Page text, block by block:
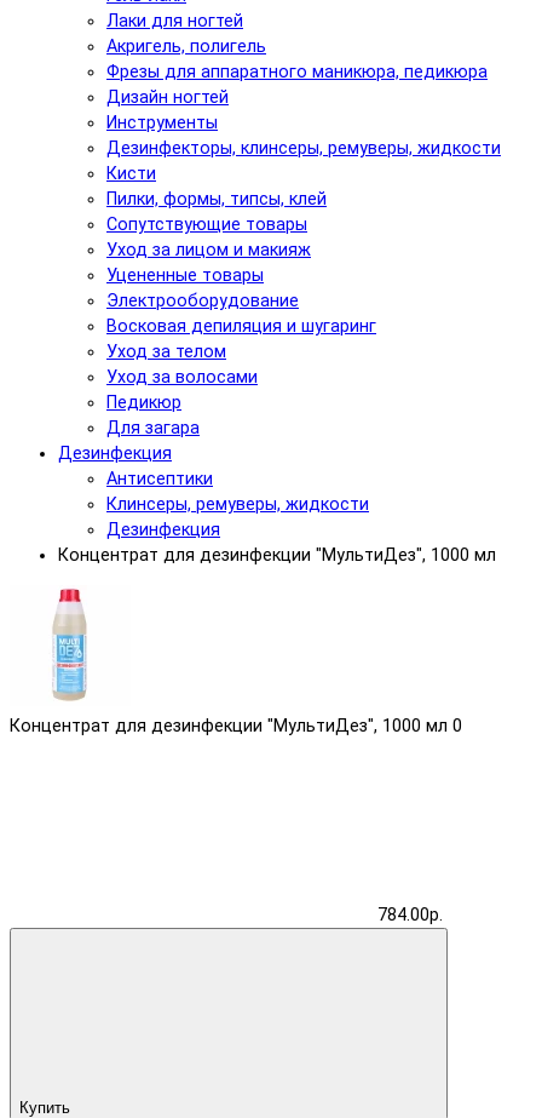
Лаки для ногтей
Акригель, полигель
Фрезы для аппаратного маникюра, педикюра
Дизайн ногтей
Инструменты
Дезинфекторы, клинсеры, ремуверы, жидкости
Кисти
Пилки, формы, типсы, клей
Сопутствующие товары
Уход за лицом и макияж
Уцененные товары
Электрооборудование
Восковая депиляция и шугаринг
Уход за телом
Уход за волосами
Педикюр
Для загара
Дезинфекция
Антисептики
Клинсеры, ремуверы, жидкости
Дезинфекция
Концентрат для дезинфекции "МультиДез", 1000 мл
Концентрат для дезинфекции "МультиДез", 1000 мл 0
784.00р.
Купить